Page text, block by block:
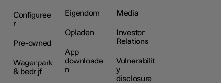
Configuree
r
Pre-owned
Wagenpark
& bedrijf
Eigendom
Opladen
App
downloade
n
Media
Investor
Relations
Vulnerabilit
y
disclosure